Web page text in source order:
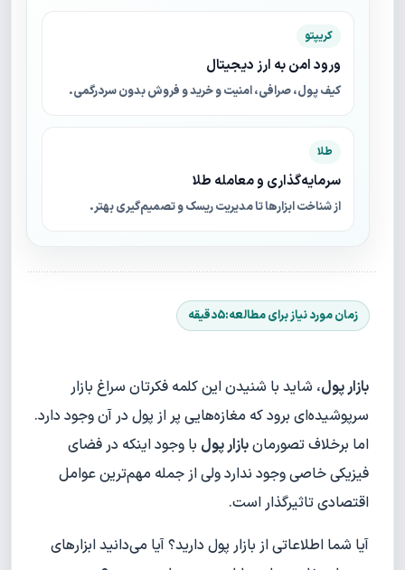
کریپتو
ورود امن به ارز دیجیتال
کیف پول، صرافی، امنیت و خرید و فروش بدون سردرگمی.
طلا
سرمایه‌گذاری و معامله طلا
از شناخت ابزارها تا مدیریت ریسک و تصمیم‌گیری بهتر.
بازار پول، شاید با شنیدن این کلمه فکرتان سراغ بازار
سرپوشیده‌ای برود که مغازه‌هایی پر از پول در آن وجود دارد.
اما برخلاف تصورمانبازار پول با وجود اینکه در فضای
فیزیکی خاصی وجود ندارد ولی از جمله مهم‌ترین عوامل
اقتصادی تاثیرگذار است.
آیا شما اطلاعاتی از بازار پول دارید؟ آیا می‌دانید ابزارهای